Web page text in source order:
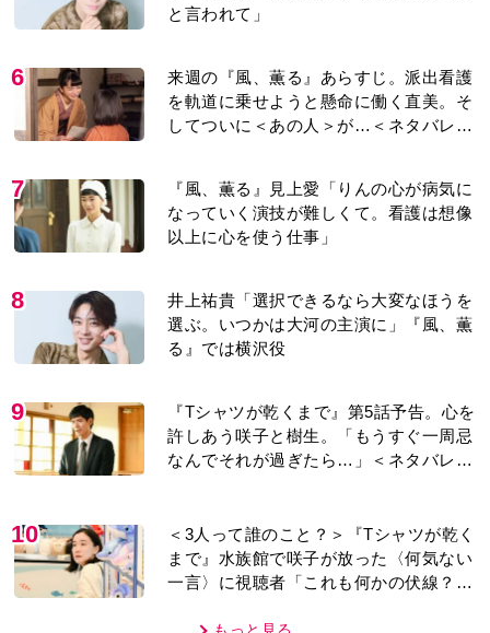
と言われて」
6
来週の『風、薫る』あらすじ。派出看護
を軌道に乗せようと懸命に働く直美。そ
してついに＜あの人＞が…＜ネタバレあ
7
『風、薫る』見上愛「りんの心が病気に
なっていく演技が難しくて。看護は想像
以上に心を使う仕事」
8
井上祐貴「選択できるなら大変なほうを
選ぶ。いつかは大河の主演に」『風、薫
る』では横沢役
9
『Tシャツが乾くまで』第5話予告。心を
許しあう咲子と樹生。「もうすぐ一周忌
なんでそれが過ぎたら…」＜ネタバレあ
10
＜3人って誰のこと？＞『Tシャツが乾く
まで』水族館で咲子が放った〈何気ない
一言〉に視聴者「これも何かの伏線？」